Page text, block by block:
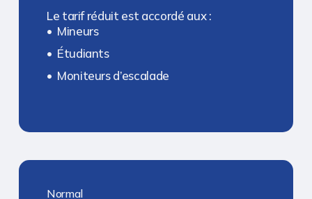
Le tarif réduit est accordé aux :
Mineurs
Étudiants
Moniteurs d’escalade
Normal